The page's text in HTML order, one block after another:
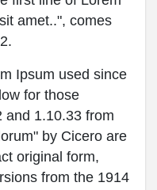
amet..", comes
Ipsum used since
for those
and 1.10.33 from
by Cicero are
original form,
from the 1914